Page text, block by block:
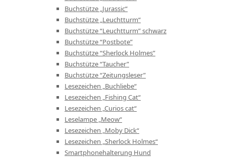
Buchstütze „Jurassic“
Buchstütze „Leuchtturm“
Buchstütze “Leuchtturm” schwarz
Buchstütze “Postbote”
Buchstütze “Sherlock Holmes”
Buchstütze “Taucher”
Buchstütze “Zeitungsleser”
Lesezeichen „Buchliebe“
Lesezeichen „Fishing Cat“
Lesezeichen „Curios cat“
Leselampe „Meow“
Lesezeichen „Moby Dick“
Lesezeichen „Sherlock Holmes“
Smartphonehalterung Hund